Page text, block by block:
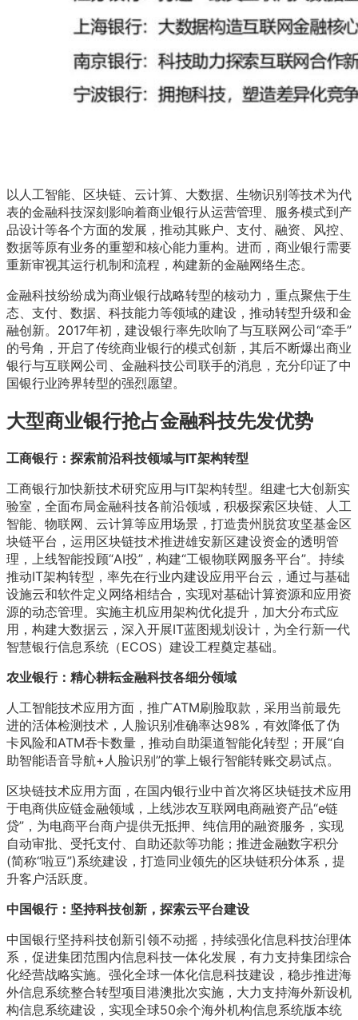
以人工智能、区块链、云计算、大数据、生物识别等技术为代
表的金融科技深刻影响着商业银行从运营管理、服务模式到产
品设计等各个方面的发展，推动其账户、支付、融资、风控、
数据等原有业务的重塑和核心能力重构。进而，商业银行需要
重新审视其运行机制和流程，构建新的金融网络生态。
金融科技纷纷成为商业银行战略转型的核动力，重点聚焦于生
态、支付、数据、科技能力等领域的建设，推动转型升级和金
融创新。2017年初，建设银行率先吹响了与互联网公司“牵手”
的号角，开启了传统商业银行的模式创新，其后不断爆出商业
银行与互联网公司、金融科技公司联手的消息，充分印证了中
国银行业跨界转型的强烈愿望。
大型商业银行抢占金融科技先发优势
工商银行：探索前沿科技领域与IT架构转型
工商银行加快新技术研究应用与IT架构转型。组建七大创新实
验室，全面布局金融科技各前沿领域，积极探索区块链、人工
智能、物联网、云计算等应用场景，打造贵州脱贫攻坚基金区
块链平台，运用区块链技术推进雄安新区建设资金的透明管
理，上线智能投顾“AI投”，构建“工银物联网服务平台”。持续
推动IT架构转型，率先在行业内建设应用平台云，通过与基础
设施云和软件定义网络相结合，实现对基础计算资源和应用资
源的动态管理。实施主机应用架构优化提升，加大分布式应
用，构建大数据云，深入开展IT蓝图规划设计，为全行新一代
智慧银行信息系统（ECOS）建设工程奠定基础。
农业银行：精心耕耘金融科技各细分领域
人工智能技术应用方面，推广ATM刷脸取款，采用当前最先
进的活体检测技术，人脸识别准确率达98%，有效降低了伪
卡风险和ATM吞卡数量，推动自助渠道智能化转型；开展“自
助智能语音导航+人脸识别”的掌上银行智能转账交易试点。
区块链技术应用方面，在国内银行业中首次将区块链技术应用
于电商供应链金融领域，上线涉农互联网电商融资产品“e链
贷”，为电商平台商户提供无抵押、纯信用的融资服务，实现
自动审批、受托支付、自助还款等功能；推进金融数字积分
(简称“啦豆”)系统建设，打造同业领先的区块链积分体系，提
升客户活跃度。
中国银行：坚持科技创新，探索云平台建设
中国银行坚持科技创新引领不动摇，持续强化信息科技治理体
系，促进集团范围内信息科技一体化发展，有力支持集团综合
化经营战略实施。强化全球一体化信息科技建设，稳步推进海
外信息系统整合转型项目港澳批次实施，大力支持海外新设机
构信息系统建设，实现全球50余个海外机构信息系统版本统